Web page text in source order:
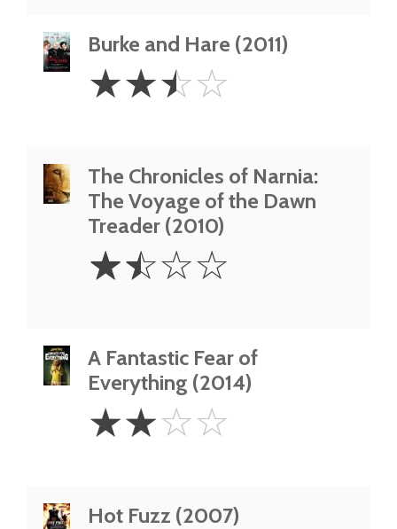
Burke and Hare (2011)
2.5
Stars
☆☆☆☆
The Chronicles of Narnia:
The Voyage of the Dawn
Treader (2010)
1.5
Stars
☆☆☆☆
A Fantastic Fear of
Everything (2014)
Stars
☆☆☆☆
Hot Fuzz (2007)